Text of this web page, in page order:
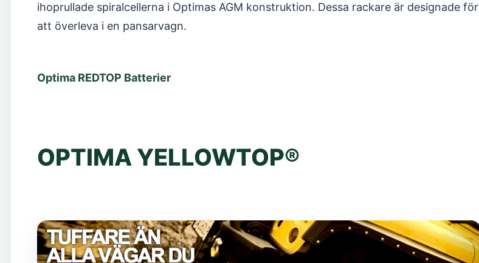
ihoprullade spiralcellerna i Optimas AGM konstruktion. Dessa rackare är designade för
att överleva i en pansarvagn.
Optima REDTOP Batterier
OPTIMA YELLOWTOP®